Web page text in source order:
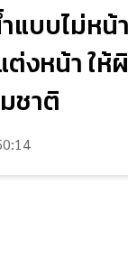
แบบไม่ห
ต่งหน้า ใ
ชาติ